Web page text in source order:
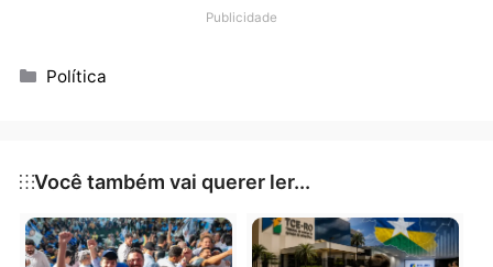
apontado pelo Observatório BR-319, do qual a Coiab
operação para remover os invasores do território
ação, os órgãos responsáveis ainda não
implementaram o observatório de monitoramento